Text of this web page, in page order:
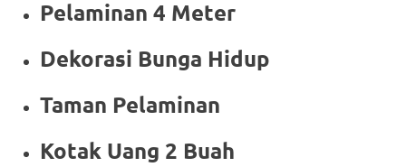
Pelaminan 4 Meter
Dekorasi Bunga Hidup
Taman Pelaminan
Kotak Uang 2 Buah